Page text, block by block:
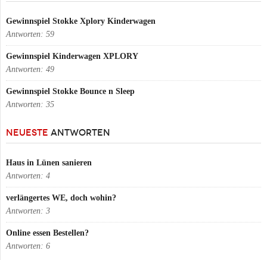
Gewinnspiel Stokke Xplory Kinderwagen
Antworten: 59
Gewinnspiel Kinderwagen XPLORY
Antworten: 49
Gewinnspiel Stokke Bounce n Sleep
Antworten: 35
NEUESTE ANTWORTEN
Haus in Lünen sanieren
Antworten: 4
verlängertes WE, doch wohin?
Antworten: 3
Online essen Bestellen?
Antworten: 6